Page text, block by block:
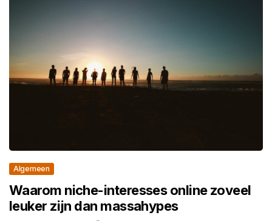
Algemeen
Waarom niche-interesses online zoveel
leuker zijn dan massahypes